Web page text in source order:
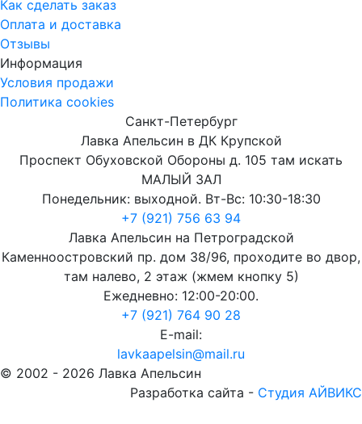
Как сделать заказ
Оплата и доставка
Отзывы
Информация
Условия продажи
Политика cookies
Санкт-Петербург
Лавка Апельсин в ДК Крупской
Проспект Обуховской Обороны д. 105 там искать
МАЛЫЙ ЗАЛ
Понедельник: выходной. Вт-Вс: 10:30-18:30
+7 (921) 756 63 94
Лавка Апельсин на Петроградской
Каменноостровский пр. дом 38/96, проходите во двор,
там налево, 2 этаж (жмем кнопку 5)
Ежедневно: 12:00-20:00.
+7 (921) 764 90 28
E-mail:
lavkaapelsin@mail.ru
© 2002 - 2026 Лавка Апельсин
Разработка сайта - Студия АЙВИКС